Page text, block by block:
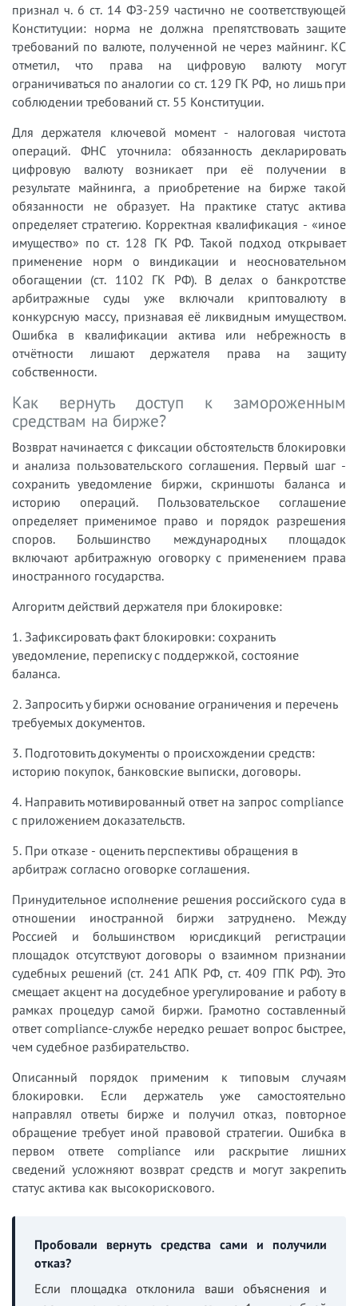
признал ч. 6 ст. 14 ФЗ-259 частично не соответствующей
Конституции: норма не должна препятствовать защите
требований по валюте, полученной не через майнинг. КС
отметил, что права на цифровую валюту могут
ограничиваться по аналогии со ст. 129 ГК РФ, но лишь при
соблюдении требований ст. 55 Конституции.
Для держателя ключевой момент - налоговая чистота
операций. ФНС уточнила: обязанность декларировать
цифровую валюту возникает при её получении в
результате майнинга, а приобретение на бирже такой
обязанности не образует. На практике статус актива
определяет стратегию. Корректная квалификация - «иное
имущество» по ст. 128 ГК РФ. Такой подход открывает
применение норм о виндикации и неосновательном
обогащении (ст. 1102 ГК РФ). В делах о банкротстве
арбитражные суды уже включали криптовалюту в
конкурсную массу, признавая её ликвидным имуществом.
Ошибка в квалификации актива или небрежность в
отчётности лишают держателя права на защиту
собственности.
Как вернуть доступ к замороженным
средствам на бирже?
Возврат начинается с фиксации обстоятельств блокировки
и анализа пользовательского соглашения. Первый шаг -
сохранить уведомление биржи, скриншоты баланса и
историю операций. Пользовательское соглашение
определяет применимое право и порядок разрешения
споров. Большинство международных площадок
включают арбитражную оговорку с применением права
иностранного государства.
Алгоритм действий держателя при блокировке:
1. Зафиксировать факт блокировки: сохранить
уведомление, переписку с поддержкой, состояние
баланса.
2. Запросить у биржи основание ограничения и перечень
требуемых документов.
3. Подготовить документы о происхождении средств:
историю покупок, банковские выписки, договоры.
4. Направить мотивированный ответ на запрос compliance
с приложением доказательств.
5. При отказе - оценить перспективы обращения в
арбитраж согласно оговорке соглашения.
Принудительное исполнение решения российского суда в
отношении иностранной биржи затруднено. Между
Россией и большинством юрисдикций регистрации
площадок отсутствуют договоры о взаимном признании
судебных решений (ст. 241 АПК РФ, ст. 409 ГПК РФ). Это
смещает акцент на досудебное урегулирование и работу в
рамках процедур самой биржи. Грамотно составленный
ответ compliance-службе нередко решает вопрос быстрее,
чем судебное разбирательство.
Описанный порядок применим к типовым случаям
блокировки. Если держатель уже самостоятельно
направлял ответы бирже и получил отказ, повторное
обращение требует иной правовой стратегии. Ошибка в
первом ответе compliance или раскрытие лишних
сведений усложняют возврат средств и могут закрепить
статус актива как высокорискового.
Пробовали вернуть средства сами и получили
отказ?
Если площадка отклонила ваши объяснения и